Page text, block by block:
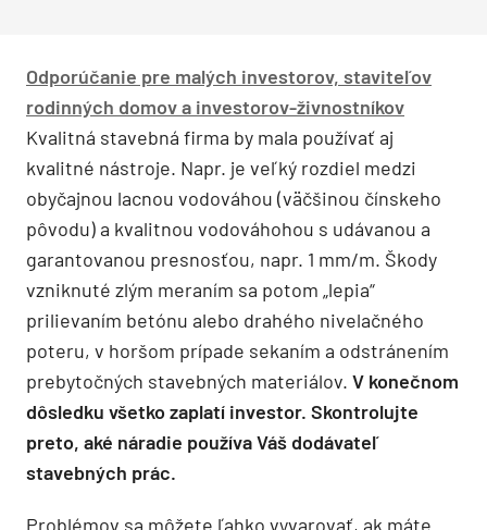
Odporúčanie pre malých investorov, staviteľov
rodinných domov a investorov-živnostníkov
Kvalitná stavebná firma by mala používať aj
kvalitné nástroje. Napr. je veľký rozdiel medzi
obyčajnou lacnou vodováhou (väčšinou čínskeho
pôvodu) a kvalitnou vodováhohou s udávanou a
garantovanou presnosťou, napr. 1 mm/m. Škody
vzniknuté zlým meraním sa potom „lepia“
prilievaním betónu alebo drahého nivelačného
poteru, v horšom prípade sekaním a odstránením
prebytočných stavebných materiálov. V konečnom
dôsledku všetko zaplatí investor. Skontrolujte
preto, aké náradie používa Váš dodávateľ
stavebných prác.
Problémov sa môžete ľahko vyvarovať, ak máte